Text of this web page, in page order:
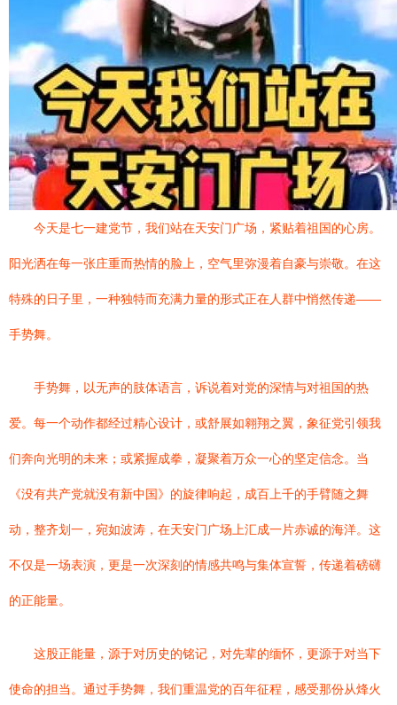
今天是七一建党节，我们站在天安门广场，紧贴着祖国的心房。
阳光洒在每一张庄重而热情的脸上，空气里弥漫着自豪与崇敬。在这
特殊的日子里，一种独特而充满力量的形式正在人群中悄然传递——
手势舞。
手势舞，以无声的肢体语言，诉说着对党的深情与对祖国的热
爱。每一个动作都经过精心设计，或舒展如翱翔之翼，象征党引领我
们奔向光明的未来；或紧握成拳，凝聚着万众一心的坚定信念。当
《没有共产党就没有新中国》的旋律响起，成百上千的手臂随之舞
动，整齐划一，宛如波涛，在天安门广场上汇成一片赤诚的海洋。这
不仅是一场表演，更是一次深刻的情感共鸣与集体宣誓，传递着磅礴
的正能量。
这股正能量，源于对历史的铭记，对先辈的缅怀，更源于对当下
使命的担当。通过手势舞，我们重温党的百年征程，感受那份从烽火